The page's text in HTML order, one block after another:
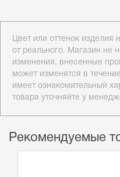
Цвет или оттенок изделия
от реального. Магазин не
изменения, внесенные
может изменятся в
имеет ознакомительный
товара уточняйте у
Рекомендуемые